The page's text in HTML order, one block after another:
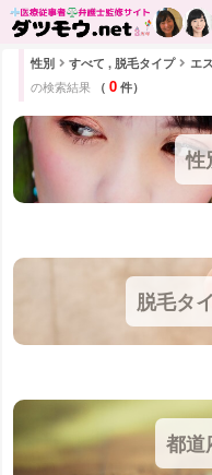
性別 すべて , 脱毛タイプ エ
の検索結果 （ 0件）
性
脱毛タ
都道